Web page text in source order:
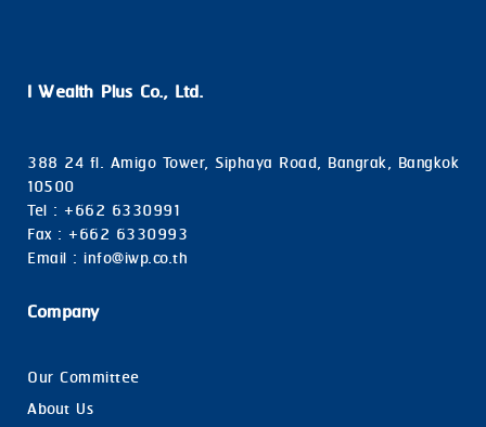
I Wealth Plus Co., Ltd.
388 24 fl. Amigo Tower, Siphaya Road, Bangrak, Bangkok
10500
Tel : +662 6330991
Fax : +662 6330993
Email : info@iwp.co.th
Company
Our Committee
About Us